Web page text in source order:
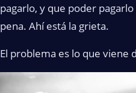
pagarlo, y que poder
pena. Ahí está la grieta.
El problema es lo que viene